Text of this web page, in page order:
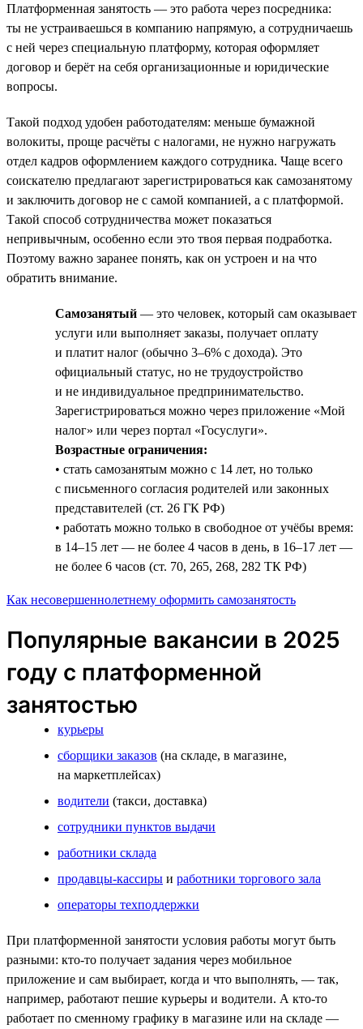
Платформенная занятость — это работа через посредника:
ты не устраиваешься в компанию напрямую, а сотрудничаешь
с ней через специальную платформу, которая оформляет
договор и берёт на себя организационные и юридические
вопросы.
Такой подход удобен работодателям: меньше бумажной
волокиты, проще расчёты с налогами, не нужно нагружать
отдел кадров оформлением каждого сотрудника. Чаще всего
соискателю предлагают зарегистрироваться как самозанятому
и заключить договор не с самой компанией, а с платформой.
Такой способ сотрудничества может показаться
непривычным, особенно если это твоя первая подработка.
Поэтому важно заранее понять, как он устроен и на что
обратить внимание.
Самозанятый — это человек, который сам оказывает
услуги или выполняет заказы, получает оплату
и платит налог (обычно 3–6% с дохода). Это
официальный статус, но не трудоустройство
и не индивидуальное предпринимательство.
Зарегистрироваться можно через приложение «Мой
налог» или через портал «Госуслуги».
Возрастные ограничения:
• стать самозанятым можно с 14 лет, но только
с письменного согласия родителей или законных
представителей (ст. 26 ГК РФ)
• работать можно только в свободное от учёбы время:
в 14–15 лет — не более 4 часов в день, в 16–17 лет —
не более 6 часов (ст. 70, 265, 268, 282 ТК РФ)
Как несовершеннолетнему оформить самозанятость
Популярные вакансии в 2025
году с платформенной
занятостью
курьеры
сборщики заказов (на складе, в магазине,
на маркетплейсах)
водители (такси, доставка)
сотрудники пунктов выдачи
работники склада
продавцы-кассиры и работники торгового зала
операторы техподдержки
При платформенной занятости условия работы могут быть
разными: кто-то получает задания через мобильное
приложение и сам выбирает, когда и что выполнять, — так,
например, работают пешие курьеры и водители. А кто-то
работает по сменному графику в магазине или на складе —